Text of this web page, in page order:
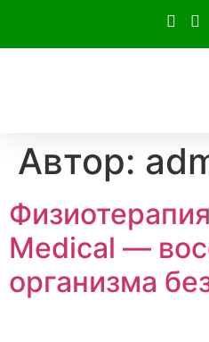
Автор:
Medical —
организма